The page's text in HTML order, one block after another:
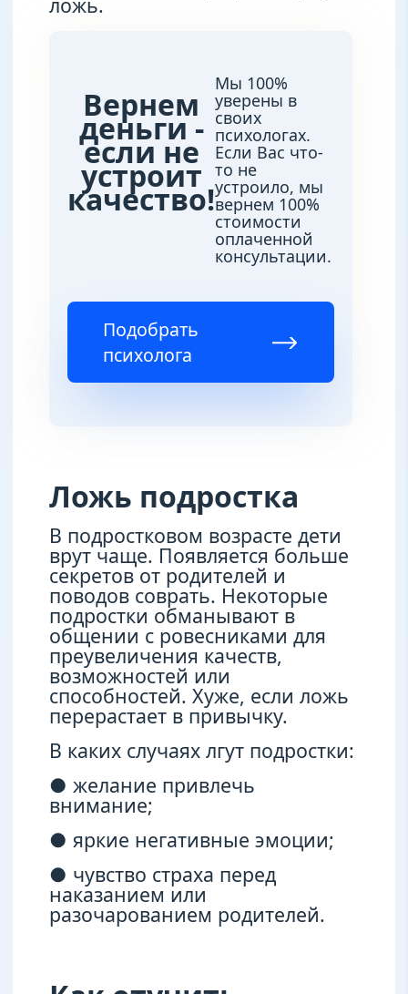
ложь.
Вернем
деньги -
если не
устроит
качество!
Мы 100%
уверены в
своих
психологах.
Если Вас что-
то не
устроило, мы
вернем 100%
стоимости
оплаченной
консультации.
Подобрать
психолога
Ложь подростка
В подростковом возрасте дети
врут чаще. Появляется больше
секретов от родителей и
поводов соврать. Некоторые
подростки обманывают в
общении с ровесниками для
преувеличения качеств,
возможностей или
способностей. Хуже, если ложь
перерастает в привычку.
В каких случаях лгут подростки:
● желание привлечь
внимание;
● яркие негативные эмоции;
● чувство страха перед
наказанием или
разочарованием родителей.